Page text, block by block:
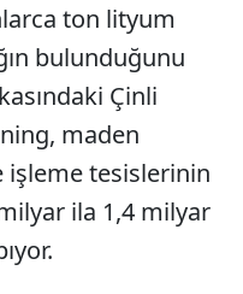
ton lityum
bulunduğunu
Çinli
maden
işleme tesislerinin
ila 1,4 milyar